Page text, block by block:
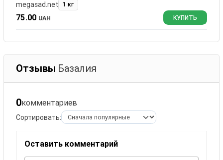
megasad.net 1 кг
75.00 UAH КУПИТЬ
Отзывы Базалия
0комментариев
Сортировать:
Оставить комментарий